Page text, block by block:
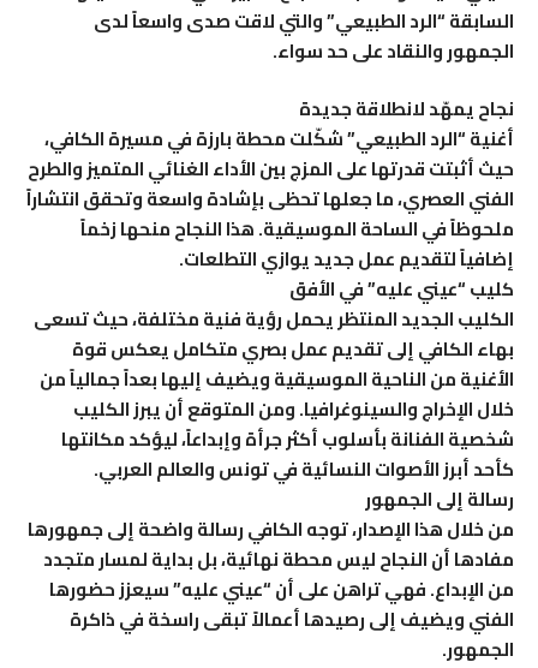
السابقة “الرد الطبيعي” والتي لاقت صدى واسعاً لدى
الجمهور والنقاد على حد سواء.
نجاح يمهّد لانطلاقة جديدة
أغنية “الرد الطبيعي” شكّلت محطة بارزة في مسيرة الكافي،
حيث أثبتت قدرتها على المزج بين الأداء الغنائي المتميز والطرح
الفني العصري، ما جعلها تحظى بإشادة واسعة وتحقق انتشاراً
ملحوظاً في الساحة الموسيقية. هذا النجاح منحها زخماً
إضافياً لتقديم عمل جديد يوازي التطلعات.
كليب “عيني عليه” في الأفق
الكليب الجديد المنتظر يحمل رؤية فنية مختلفة، حيث تسعى
بهاء الكافي إلى تقديم عمل بصري متكامل يعكس قوة
الأغنية من الناحية الموسيقية ويضيف إليها بعداً جمالياً من
خلال الإخراج والسينوغرافيا. ومن المتوقع أن يبرز الكليب
شخصية الفنانة بأسلوب أكثر جرأة وإبداعاً، ليؤكد مكانتها
كأحد أبرز الأصوات النسائية في تونس والعالم العربي.
رسالة إلى الجمهور
من خلال هذا الإصدار، توجه الكافي رسالة واضحة إلى جمهورها
مفادها أن النجاح ليس محطة نهائية، بل بداية لمسار متجدد
من الإبداع. فهي تراهن على أن “عيني عليه” سيعزز حضورها
الفني ويضيف إلى رصيدها أعمالاً تبقى راسخة في ذاكرة
الجمهور.